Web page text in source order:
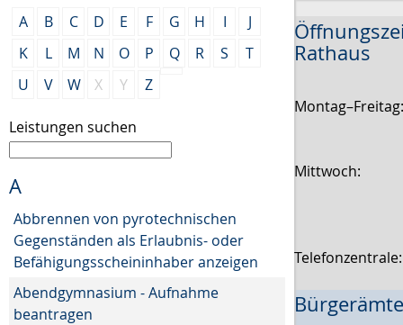
A B C D E F G H I
J
K
L M N O P Q R S
T
U
V W X Y Z
Leistungen suchen
A
Abbrennen von pyrotechnischen
Gegenständen als Erlaubnis- oder
Befähigungsscheininhaber anzeigen
Abendgymnasium - Aufnahme
beantragen
Rathaus
Mittwoch: